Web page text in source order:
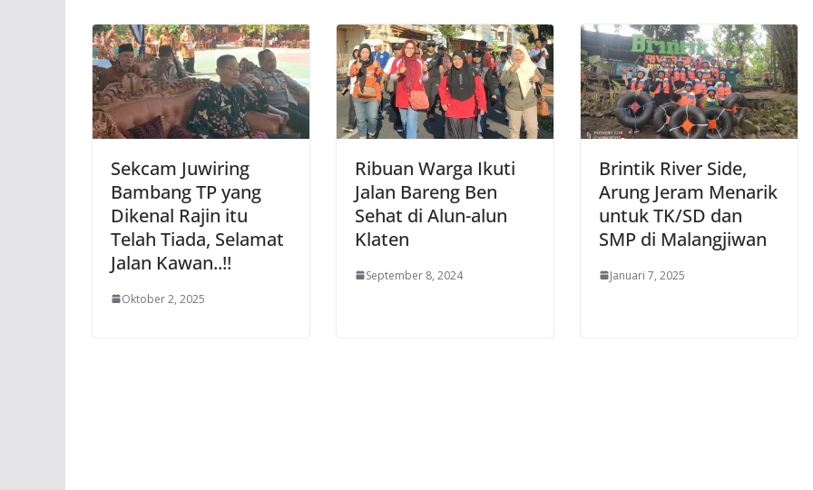
Sekcam Juwiring
Bambang TP yang
Dikenal Rajin itu
Telah Tiada, Selamat
Jalan Kawan..!!
Oktober 2, 2025
Ribuan Warga Ikuti
Jalan Bareng Ben
Sehat di Alun-alun
Klaten
September 8, 2024
Brintik River Side,
Arung Jeram Menarik
untuk TK/SD dan
SMP di Malangjiwan
Januari 7, 2025